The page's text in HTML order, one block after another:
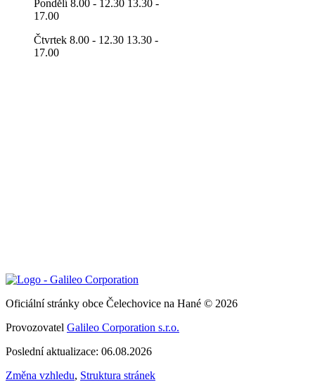
Pondělí 8.00 - 12.30 13.30 -
17.00
Čtvrtek 8.00 - 12.30 13.30 -
17.00
Oficiální stránky obce Čelechovice na Hané © 2026
Provozovatel Galileo Corporation s.r.o.
Poslední aktualizace: 06.08.2026
Změna vzhledu, Struktura stránek